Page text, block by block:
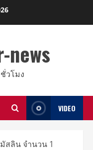
news
วโมง
VIDEO
สลิน จำนวน 1